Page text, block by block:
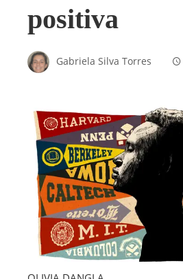
positiva
Gabriela Silva Torres